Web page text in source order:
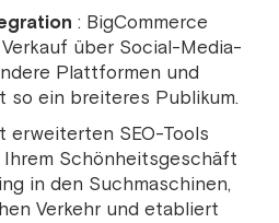
: BigCommerce
über Social-Media-
Plattformen und
so ein breiteres Publikum.
erweiterten SEO-Tools
Schönheitsgeschäft
in den Suchmaschinen,
Verkehr und etabliert